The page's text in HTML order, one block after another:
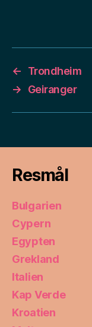
←
Trondheim
→
Geiranger
Resmål
Bulgarien
Cypern
Egypten
Grekland
Italien
Kap Verde
Kroatien